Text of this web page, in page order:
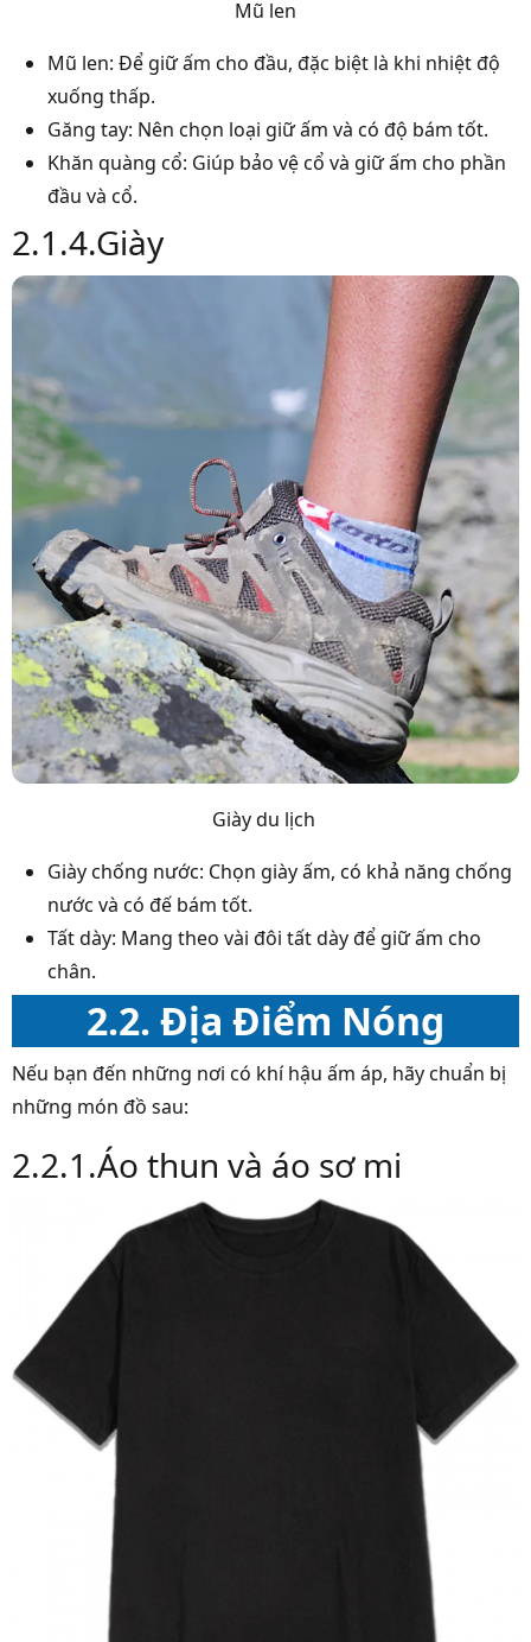
Mũ len
Mũ len: Để giữ ấm cho đầu, đặc biệt là khi nhiệt độ
xuống thấp.
Găng tay: Nên chọn loại giữ ấm và có độ bám tốt.
Khăn quàng cổ: Giúp bảo vệ cổ và giữ ấm cho phần
đầu và cổ.
2.1.4.Giày
Giày du lịch
Giày chống nước: Chọn giày ấm, có khả năng chống
nước và có đế bám tốt.
Tất dày: Mang theo vài đôi tất dày để giữ ấm cho
chân.
2.2. Địa Điểm Nóng
Nếu bạn đến những nơi có khí hậu ấm áp, hãy chuẩn bị
những món đồ sau:
2.2.1.Áo thun và áo sơ mi